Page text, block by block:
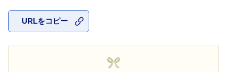
URLをコピー